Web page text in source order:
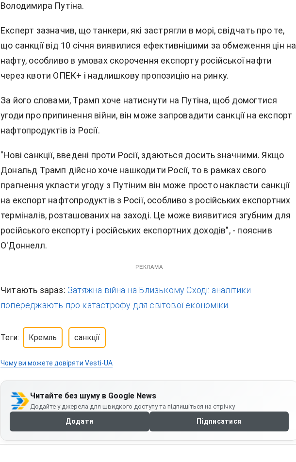
Володимира Путіна.
Експерт зазначив, що танкери, які застрягли в морі, свідчать про те,
що санкції від 10 січня виявилися ефективнішими за обмеження цін на
нафту, особливо в умовах скорочення експорту російської нафти
через квоти ОПЕК+ і надлишкову пропозицію на ринку.
За його словами, Трамп хоче натиснути на Путіна, щоб домогтися
угоди про припинення війни, він може запровадити санкції на експорт
нафтопродуктів із Росії.
"Нові санкції, введені проти Росії, здаються досить значними. Якщо
Дональд Трамп дійсно хоче нашкодити Росії, то в рамках свого
прагнення укласти угоду з Путіним він може просто накласти санкції
на експорт нафтопродуктів з Росії, особливо з російських експортних
терміналів, розташованих на заході. Це може виявитися згубним для
російського експорту і російських експортних доходів", - пояснив
О'Доннелл.
РЕКЛАМА
Читають зараз: Затяжна війна на Близькому Сході: аналітики
попереджають про катастрофу для світової економіки.
Теги: Кремль санкції
Чому ви можете довіряти Vesti-UA
Читайте без шуму в Google News
Додайте у джерела для швидкого доступу та підпишіться на стрічку
Додати Підписатися